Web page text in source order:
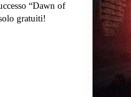
“Dawn of
gratuiti!